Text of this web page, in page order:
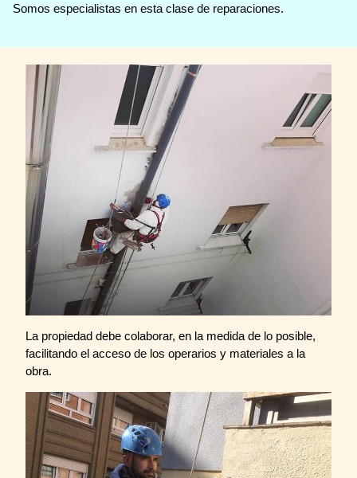
Somos especialistas en esta clase de reparaciones.
La propiedad debe colaborar, en la medida de lo posible,
facilitando el acceso de los operarios y materiales a la
obra.